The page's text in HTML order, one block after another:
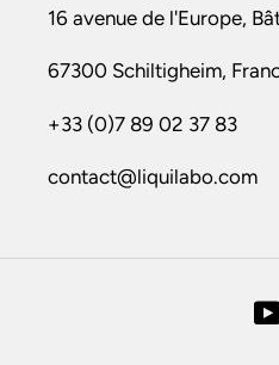
16 avenue de l'Europe,
67300 Schiltigheim,
+33 (0)7 89 02 37 83
contact@liquilabo.com